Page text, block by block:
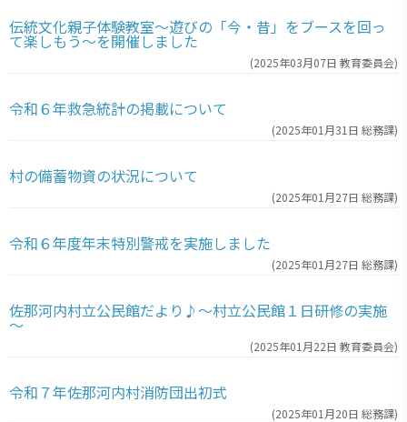
伝統文化親子体験教室～遊びの「今・昔」をブースを回っ
て楽しもう～を開催しました
(2025年03月07日 教育委員会)
令和６年救急統計の掲載について
(2025年01月31日 総務課)
村の備蓄物資の状況について
(2025年01月27日 総務課)
令和６年度年末特別警戒を実施しました
(2025年01月27日 総務課)
佐那河内村立公民館だより♪～村立公民館１日研修の実施
～
(2025年01月22日 教育委員会)
令和７年佐那河内村消防団出初式
(2025年01月20日 総務課)